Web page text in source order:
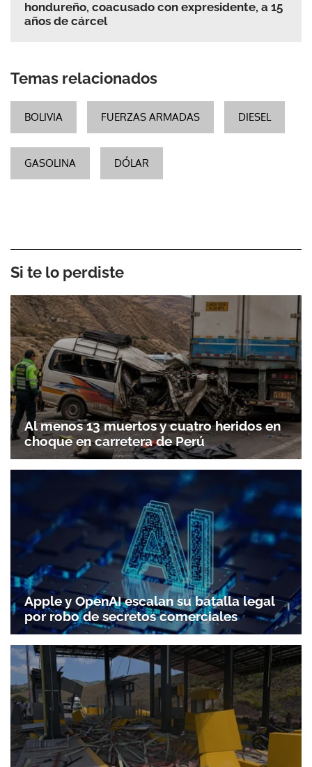
hondureño, coacusado con expresidente, a 15
años de cárcel
Temas relacionados
BOLIVIA FUERZAS ARMADAS DIESEL
GASOLINA DÓLAR
Si te lo perdiste
Al menos 13 muertos y cuatro heridos en
choque en carretera de Perú
Apple y OpenAI escalan su batalla legal
por robo de secretos comerciales